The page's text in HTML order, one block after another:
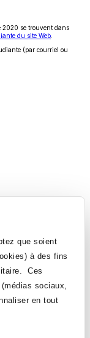
que soient
à des fins
Ces
sociaux,
en tout
2020 se trouvent dans
du site Web
(par courriel ou